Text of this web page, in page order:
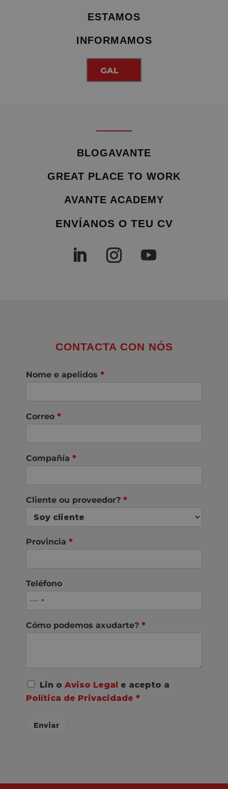
ESTAMOS
INFORMAMOS
GAL
BLOGAVANTE
GREAT PLACE TO WORK
AVANTE ACADEMY
ENVÍANOS O TEU CV
CONTACTA CON NÓS
Nome e apelidos *
Correo *
Compañía *
Cliente ou proveedor? *
Provincia *
Teléfono
Cómo podemos axudarte? *
A
c
o
*
Lin o Aviso Legal e acepto a
Política de Privacidade *
Enviar